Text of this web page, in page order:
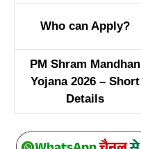
Who can Apply?
PM Shram Mandhan
Yojana 2026 – Short
Details